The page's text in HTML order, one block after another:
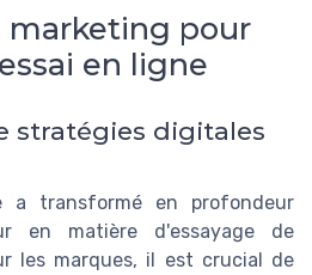
marketing pour
en ligne
stratégies digitales
a transformé en profondeur
en matière d'essayage de
les marques, il est crucial de